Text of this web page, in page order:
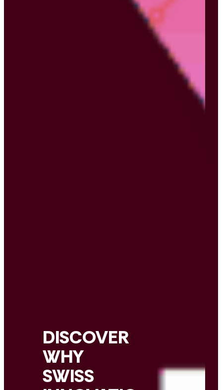
DISCOVER
WHY
SWISS